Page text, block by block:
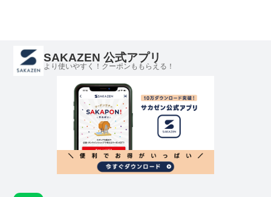
SAKAZEN 公式アプリ
より使いやすく！クーポンももらえる！